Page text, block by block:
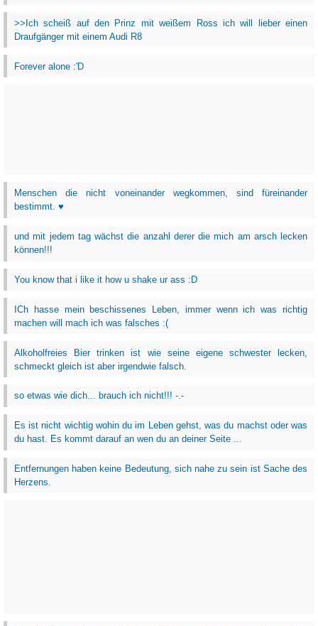
>>Ich scheiß auf den Prinz mit weißem Ross ich will lieber einen
Draufgänger mit einem Audi R8
Forever alone :'D
Menschen die nicht voneinander wegkommen, sind füreinander
bestimmt. ♥
und mit jedem tag wächst die anzahl derer die mich am arsch lecken
können!!!
You know that i like it how u shake ur ass :D
ICh hasse mein beschissenes Leben, immer wenn ich was richtig
machen will mach ich was falsches :(
Alkoholfreies Bier trinken ist wie seine eigene schwester lecken,
schmeckt gleich ist aber irgendwie falsch.
so etwas wie dich... brauch ich nicht!!! -.-
Es ist nicht wichtig wohin du im Leben gehst, was du machst oder was
du hast. Es kommt darauf an wen du an deiner Seite ...
Entfernungen haben keine Bedeutung, sich nahe zu sein ist Sache des
Herzens.